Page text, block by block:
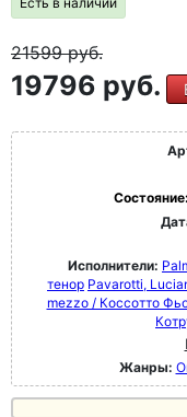
21599руб.
19796 руб.
Состояние:
Исполнители:
тенор Pavarotti,
mezzo / Коссотто
Жанры: